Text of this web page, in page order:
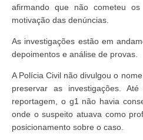
afirmando que não cometeu
motivação das denúncias.
As investigações estão em
depoimentos e análise de provas.
A Polícia Civil não divulgou o
preservar as investigações.
reportagem, o g1 não havia
onde o suspeito atuava como
posicionamento sobre o caso.